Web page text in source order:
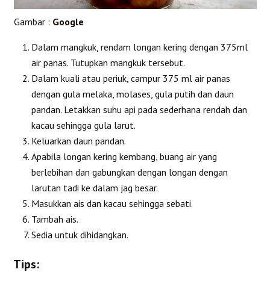
Gambar : Google
Dalam mangkuk, rendam longan kering dengan 375ml
air panas. Tutupkan mangkuk tersebut.
Dalam kuali atau periuk, campur 375 ml air panas
dengan gula melaka, molases, gula putih dan daun
pandan. Letakkan suhu api pada sederhana rendah dan
kacau sehingga gula larut.
Keluarkan daun pandan.
Apabila longan kering kembang, buang air yang
berlebihan dan gabungkan dengan longan dengan
larutan tadi ke dalam jag besar.
Masukkan ais dan kacau sehingga sebati.
Tambah ais.
Sedia untuk dihidangkan.
Tips: